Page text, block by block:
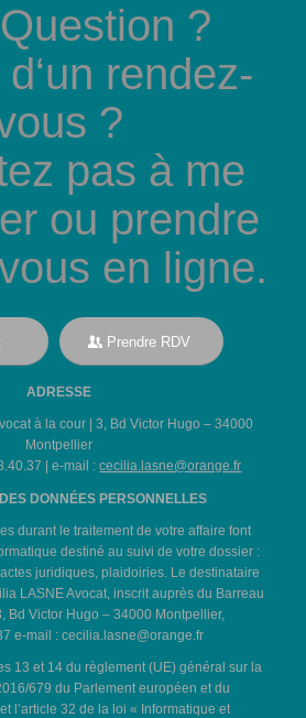
?
rendez-
?
pas à me
ou prendre
en ligne.
Prendre RDV
ADRESSE
à la cour | 3, Bd Victor Hugo – 34000
Montpellier
| e-mail :cecilia.lasne@orange.fr
DONNÉES PERSONNELLES
durant le traitement de votre affaire font
destiné au suivi de votre dossier :
juridiques, plaidoiries. Le destinataire
LASNE Avocat, inscrit auprès du Barreau
Bd Victor Hugo – 34000 Montpellier,
e-mail : cecilia.lasne@orange.fr
13 et 14 du règlement (UE) général sur la
679 du Parlement européen et du
l’article 32 de la loi « Informatique et